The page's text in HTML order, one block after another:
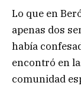
Lo que en
apenas dos
había
encontró en
comunidad